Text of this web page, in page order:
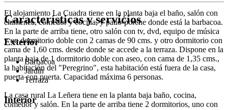
El alojamiento La Cuadra tiene en la planta baja el baño, salón con
chimenea, comedor y cocina, y patio-porche donde está la barbacoa.
En la parte de arriba tiene, otro salón con tv, dvd, equipo de música
y un dormitorio doble con 2 camas de 90 cms. y otro dormitorio con
cama de 1,60 cms. desde donde se accede a la terraza. Dispone en la
planta baja de 1 dormitorio doble con aseo, con cama de 1,35 cms.,
la habitación del "Peregrino", esta habitación está fuera de la casa,
puerta con puerta. Capacidad máxima 6 personas.
La casa rural La Leñera tiene en la planta baja baño, cocina,
comedor y salón. En la parte de arriba tiene 2 dormitorios, uno con
Características y servicios
Exterior
Barbacoa
Jardín
Terraza
Interior